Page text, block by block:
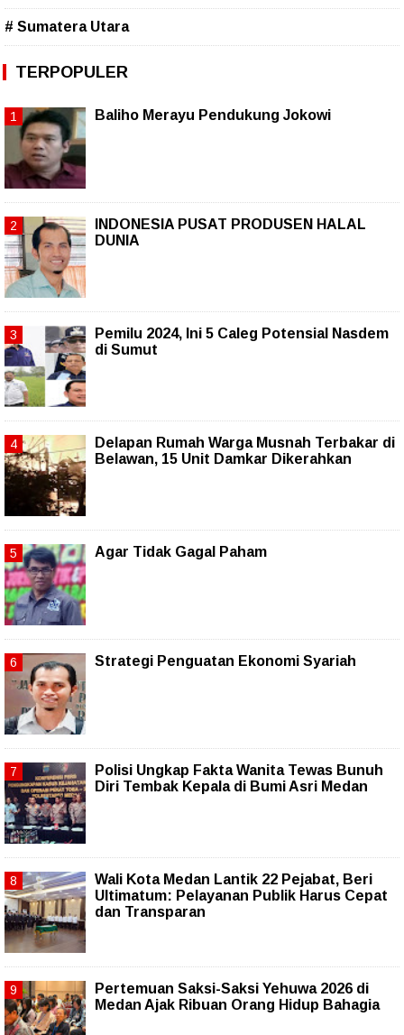
# Sumatera Utara
TERPOPULER
Baliho Merayu Pendukung Jokowi
INDONESIA PUSAT PRODUSEN HALAL
DUNIA
Pemilu 2024, Ini 5 Caleg Potensial Nasdem
di Sumut
Delapan Rumah Warga Musnah Terbakar di
Belawan, 15 Unit Damkar Dikerahkan
Agar Tidak Gagal Paham
Strategi Penguatan Ekonomi Syariah
Polisi Ungkap Fakta Wanita Tewas Bunuh
Diri Tembak Kepala di Bumi Asri Medan
Wali Kota Medan Lantik 22 Pejabat, Beri
Ultimatum: Pelayanan Publik Harus Cepat
dan Transparan
Pertemuan Saksi-Saksi Yehuwa 2026 di
Medan Ajak Ribuan Orang Hidup Bahagia